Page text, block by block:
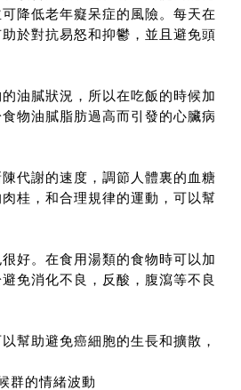
降低老年癡呆症的風險。每天在
於對抗易怒和抑鬱，並且避免頭
油膩狀況，所以在吃飯的時候加
物油膩脂肪過高而引發的心臟病
代謝的速度，調節人體裏的血糖
桂，和合理規律的運動，可以幫
好。在食用湯類的食物時可以加
免消化不良，反酸，腹瀉等不良
幫助避免癌細胞的生長和擴散，
群的情緒波動